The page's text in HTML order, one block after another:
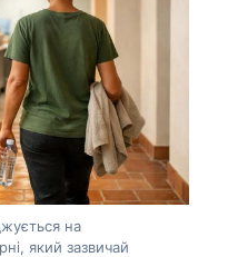
на
який зазвичай